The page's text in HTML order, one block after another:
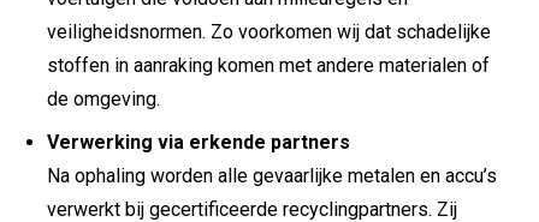
veiligheidsnormen. Zo voorkomen wij dat schadelijke
stoffen in aanraking komen met andere materialen of
de omgeving.
Verwerking via erkende partners
Na ophaling worden alle gevaarlijke metalen en accu’s
verwerkt bij gecertificeerde recyclingpartners. Zij